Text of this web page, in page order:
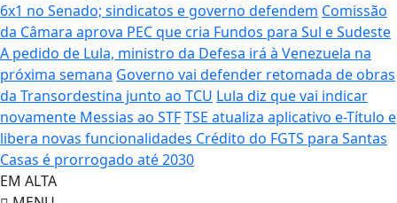
6x1 no Senado; sindicatos e governo defendem Comissão
da Câmara aprova PEC que cria Fundos para Sul e Sudeste
A pedido de Lula, ministro da Defesa irá à Venezuela na
próxima semana Governo vai defender retomada de obras
da Transordestina junto ao TCU Lula diz que vai indicar
novamente Messias ao STFTSE atualiza aplicativo e-Título e
libera novas funcionalidades Crédito do FGTS para Santas
Casas é prorrogado até 2030
EM ALTA